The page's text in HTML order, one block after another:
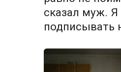
сказал муж. Я
подписывать